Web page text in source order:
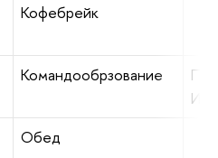
Кофебрейк
Командообрзование
И.А.
Обед